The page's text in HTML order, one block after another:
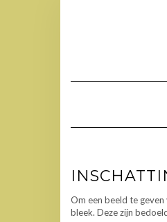
Om een beeld te
bleek. Deze zijn